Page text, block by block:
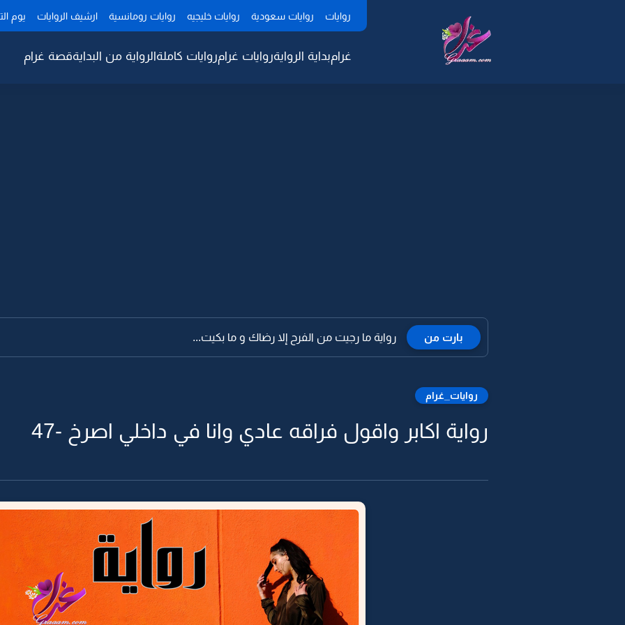
روايات روايات سعودية روايات خليجيه روايات رومانسية ارشيف الروايات يوم
غرامبداية الروايةروايات غرامروايات كاملةالرواية من البدايةقصة غرام
بارت من رواية ما رجيت من الفرح إلا رضاك و ما بكيت...
روايات_غرام
رواية اكابر واقول فراقه عادي وانا في داخلي اصرخ -47